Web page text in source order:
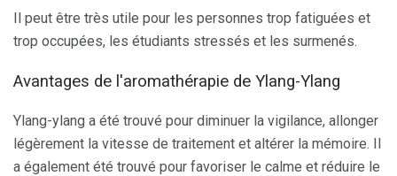
Il peut être très utile pour les personnes trop fatiguées et
trop occupées, les étudiants stressés et les surmenés.
Avantages de l'aromathérapie de Ylang-Ylang
Ylang-ylang a été trouvé pour diminuer la vigilance, allonger
légèrement la vitesse de traitement et altérer la mémoire. Il
a également été trouvé pour favoriser le calme et réduire le